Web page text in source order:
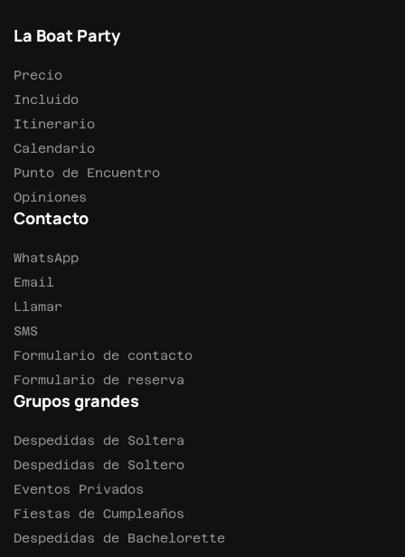
La Boat Party
Precio
Incluido
Itinerario
Calendario
Punto de Encuentro
Opiniones
Contacto
WhatsApp
Email
Llamar
SMS
Formulario de contacto
Formulario de reserva
Grupos grandes
Despedidas de Soltera
Despedidas de Soltero
Eventos Privados
Fiestas de Cumpleaños
Despedidas de Bachelorette